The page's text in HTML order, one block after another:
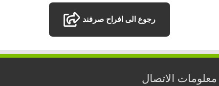
رجوع الى افراح صرفند
معلومات الاتصال